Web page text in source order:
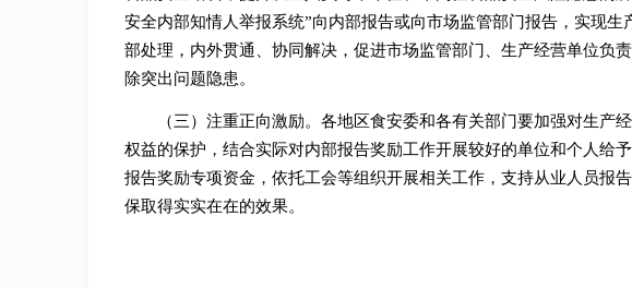
安全内部知情人举报系统”向内部报告或向市场监管部门报告，实现
部处理，内外贯通、协同解决，促进市场监管部门、生产经营单位负
除突出问题隐患。
（三）注重正向激励。各地区食安委和各有关部门要加强对生产
权益的保护，结合实际对内部报告奖励工作开展较好的单位和个人给
报告奖励专项资金，依托工会等组织开展相关工作，支持从业人员报
保取得实实在在的效果。